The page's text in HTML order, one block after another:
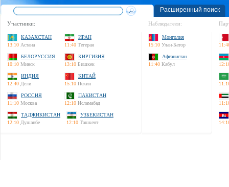
Расширенный поиск
Участники:
КАЗАХСТАН
13:10 Астана
ИРАН
11:40 Тегеран
БЕЛОРУССИЯ
10:10 Минск
КИРГИЗИЯ
13:10 Бишкек
ИНДИЯ
12:40 Дели
КИТАЙ
15:10 Пекин
РОССИЯ
11:10 Москва
ПАКИСТАН
12:10 Исламабад
ТАДЖИКИСТАН
12:10 Душанбе
УЗБЕКИСТАН
12:10 Ташкент
Наблюдатели:
Монголия
15:10 Улан-Батор
Афганистан
11:40 Кабул